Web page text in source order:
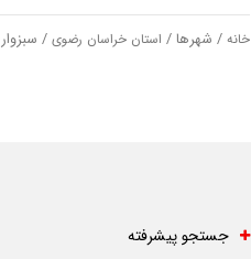
خانه / شهرها / استان خراسان رضوی / سبزوار
جستجو پیشرفته